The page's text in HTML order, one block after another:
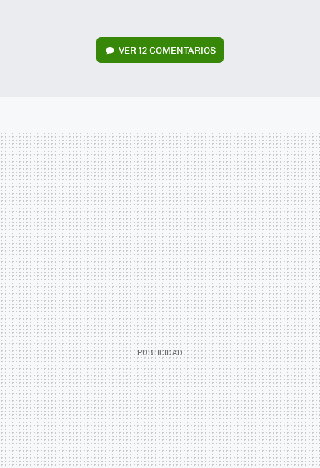
VER12 COMENTARIOS